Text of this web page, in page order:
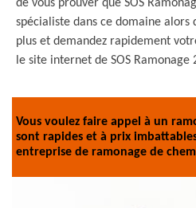
de vous prouver que SOS
spécialiste dans ce domaine alors
plus et demandez rapidement
le site internet de SOS Ramonage
Vous voulez faire appel à un
sont rapides et à prix
entreprise de ramonage de